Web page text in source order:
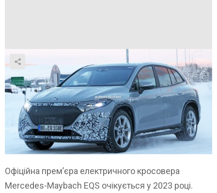
Офіційна прем’єра електричного кросовера
Mercedes-Maybach EQS очікується у 2023 році.